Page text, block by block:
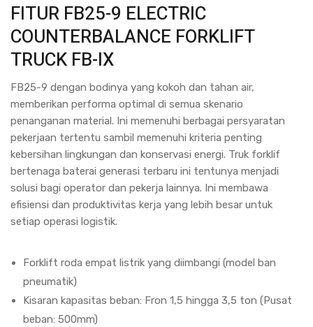
FITUR FB25-9 ELECTRIC
COUNTERBALANCE FORKLIFT
TRUCK FB-IX
FB25-9 dengan bodinya yang kokoh dan tahan air,
memberikan performa optimal di semua skenario
penanganan material. Ini memenuhi berbagai persyaratan
pekerjaan tertentu sambil memenuhi kriteria penting
kebersihan lingkungan dan konservasi energi. Truk forklif
bertenaga baterai generasi terbaru ini tentunya menjadi
solusi bagi operator dan pekerja lainnya. Ini membawa
efisiensi dan produktivitas kerja yang lebih besar untuk
setiap operasi logistik.
Forklift roda empat listrik yang diimbangi (model ban
pneumatik)
Kisaran kapasitas beban: Fron 1,5 hingga 3,5 ton (Pusat
beban: 500mm)